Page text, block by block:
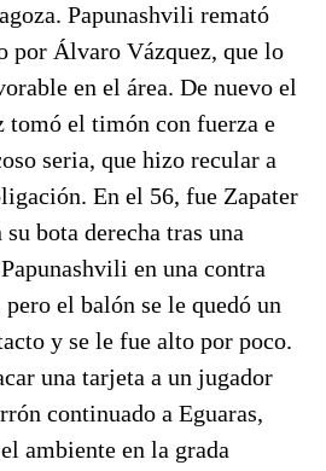
Papunashvili remató
por Álvaro Vázquez, que lo
en el área. De nuevo el
tomó el timón con fuerza e
seria, que hizo recular a
En el 56, fue Zapater
bota derecha tras una
en una contra
el balón se le quedó un
y se le fue alto por poco.
una tarjeta a un jugador
continuado a Eguaras,
ambiente en la grada